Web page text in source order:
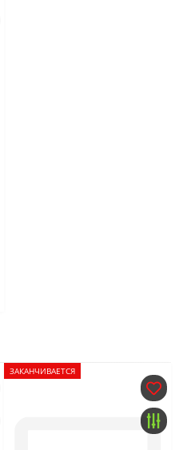
ЗАКАНЧИВАЕТСЯ